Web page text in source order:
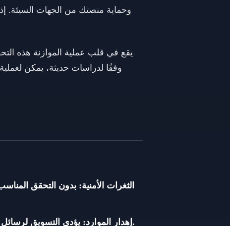
وحماية منصتك من الجهات السيئة.
يقع في قلب عملية الموازنة هذه
وفقًا لدراسات حديثة، يمكن
الثغرات الأمنية: بدون التحقق
إهدار الموارد: يؤدي التسويق لرسائل البريد الإلكتروني غير الصالحة إلى إهدار الميزانية، وتشويه التحليلات، والإضرار بسمعة المرسل.